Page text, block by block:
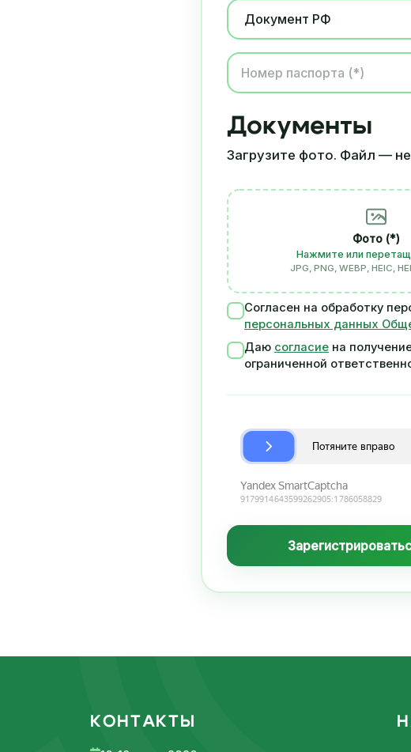
Документы
Загрузите фото. Файл —
Фото (*)
Нажмите или
JPG, PNG, WEBP, HEIC,
Согласен на обработку
персональных данных
Даю согласие на
ограниченной
КОНТАКТЫ